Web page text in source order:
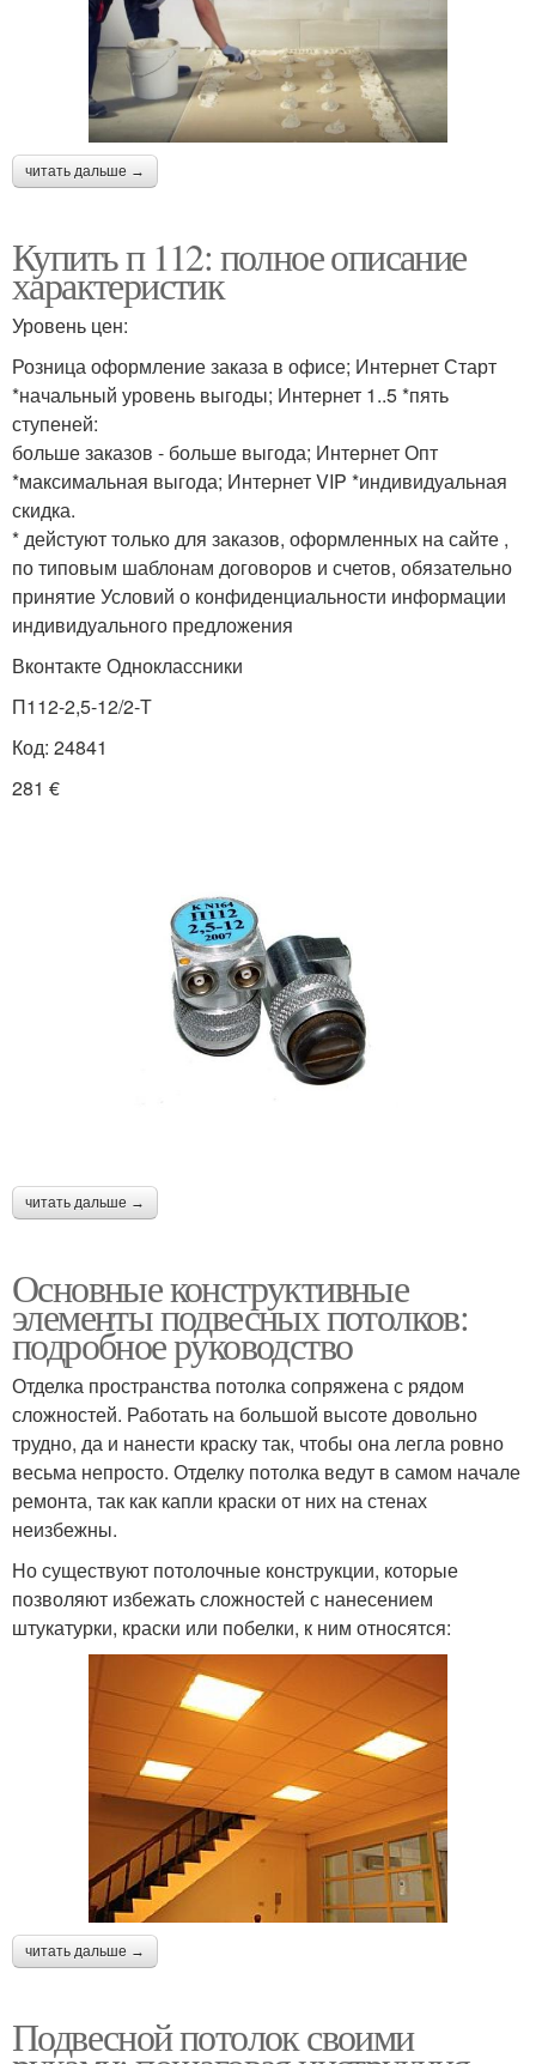
читать дальше →
Купить п 112: полное описание
характеристик
Уровень цен:
Розница оформление заказа в офисе; Интернет Старт
*начальный уровень выгоды; Интернет 1..5 *пять
ступеней:
больше заказов - больше выгода; Интернет Опт
*максимальная выгода; Интернет VIP *индивидуальная
скидка.
* дейстуют только для заказов, оформленных на сайте ,
по типовым шаблонам договоров и счетов, обяза­тель­но
принятие Условий о конфи­ден­циальности инфор­ма­ции
инди­видуаль­ного пред­ло­жения
Вконтакте Одноклассники
П112-2,5-12/2-Т
Код: 24841
281 €
читать дальше →
Основные конструктивные
элементы подвесных потолков:
подробное руководство
Отделка пространства потолка сопряжена с рядом
сложностей. Работать на большой высоте довольно
трудно, да и нанести краску так, чтобы она легла ровно
весьма непросто. Отделку потолка ведут в самом начале
ремонта, так как капли краски от них на стенах
неизбежны.
Но существуют потолочные конструкции, которые
позволяют избежать сложностей с нанесением
штукатурки, краски или побелки, к ним относятся:
читать дальше →
Подвесной потолок своими